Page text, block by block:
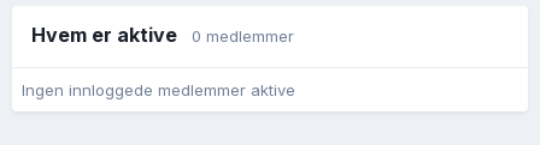
Hvem er aktive 0 medlemmer
Ingen innloggede medlemmer aktive